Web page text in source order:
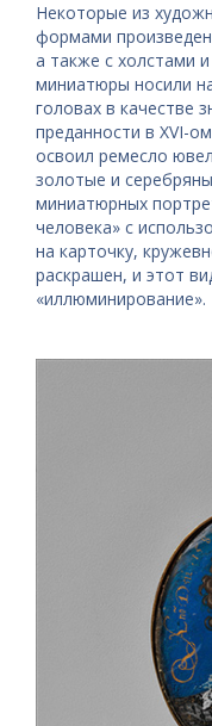
Некоторые из
формами
а также с холстами
миниатюры носили
головах в качестве
преданности в XVI-
освоил ремесло
золотые и
миниатюрных
человека» с
на карточку,
раскрашен, и этот
«иллюминирование».